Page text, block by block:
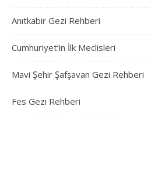
Anıtkabir Gezi Rehberi
Cumhuriyet’in İlk Meclisleri
Mavi Şehir Şafşavan Gezi Rehberi
Fes Gezi Rehberi